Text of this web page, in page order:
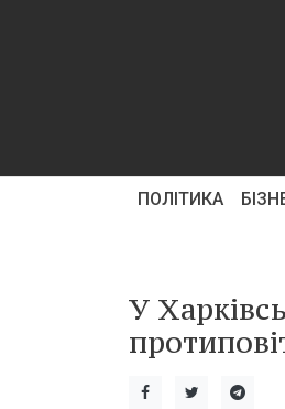
ПОЛІТИКА
У